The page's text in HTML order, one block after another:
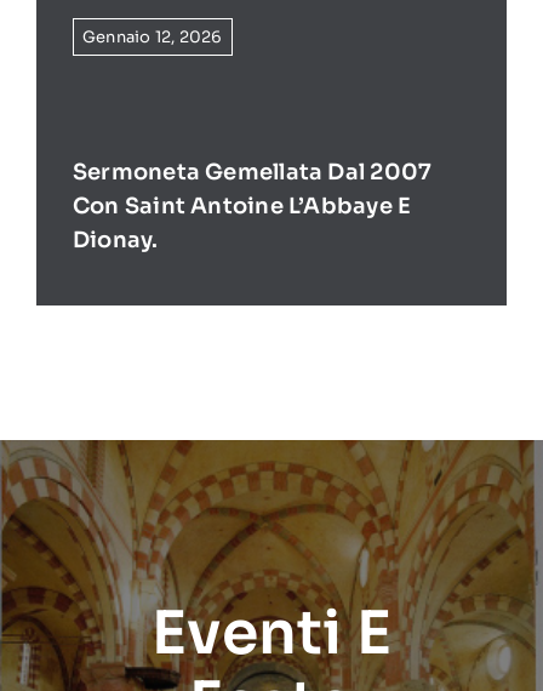
Gennaio 12, 2026
Sermoneta Gemellata Dal 2007
Con Saint Antoine L’Abbaye E
Dionay.
Eventi E